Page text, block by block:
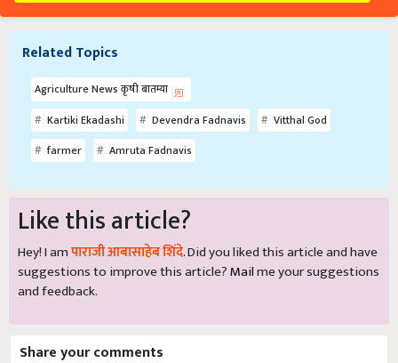
Related Topics
Agriculture News कृषी बातम्या
Kartiki Ekadashi
Devendra Fadnavis
Vitthal God
farmer
Amruta Fadnavis
Like this article?
Hey! I amपाराजी आबासाहेब शिंदे. Did you liked this article and have
suggestions to improve this article?Mailme your suggestions
and feedback.
Share your comments